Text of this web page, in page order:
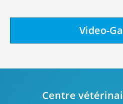
Video-
Centre